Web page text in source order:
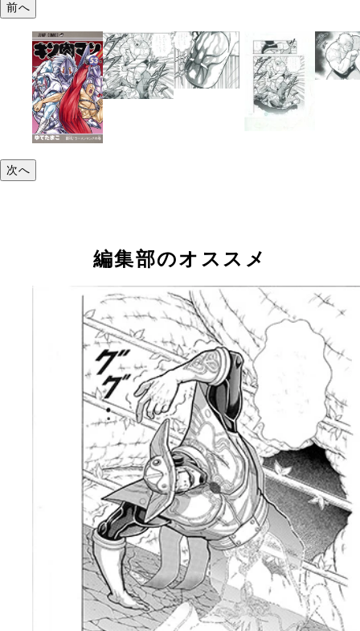
前へ
次へ
編集部のオススメ